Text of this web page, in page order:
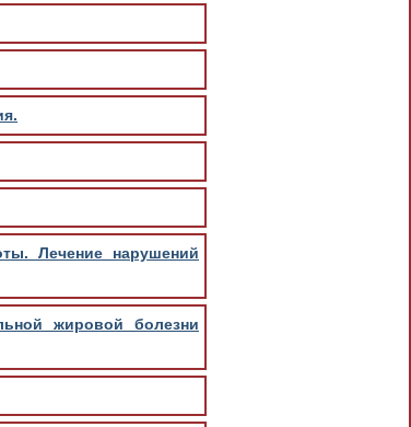
Лечение нарушений
жировой болезни